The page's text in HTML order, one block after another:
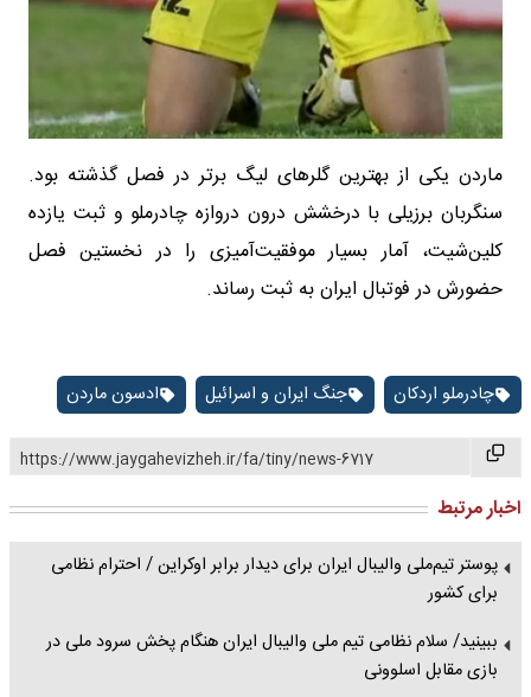
ماردن یکی از بهترین گلرهای لیگ برتر در فصل گذشته بود.
سنگربان برزیلی با درخشش درون دروازه چادرملو و ثبت یازده
کلین‌شیت، آمار بسیار موفقیت‌آمیزی را در نخستین فصل
حضورش در فوتبال ایران به ثبت رساند.
چادرملو اردکان جنگ ایران و اسرائیل ادسون ماردن
https://www.jaygahevizheh.ir/fa/tiny/news-6717
اخبار مرتبط
پوستر تیم‌ملی والیبال ایران برای دیدار برابر اوکراین / احترام نظامی
برای کشور
ببینید/ سلام نظامی تیم ملی والیبال ایران هنگام پخش سرود ملی در
بازی مقابل اسلوونی